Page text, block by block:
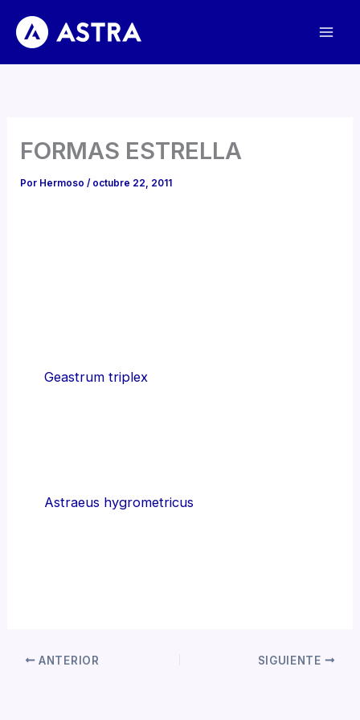
contenido
FORMAS ESTRELLA
Por Hermoso/ octubre 22, 2011
Geastrum triplex
Astraeus hygrometricus
ANTERIOR SIGUIENTE